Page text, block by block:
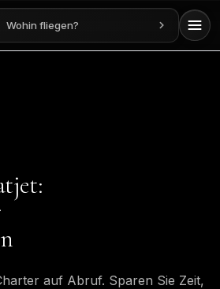
Wohin fliegen?
auf Abruf. Sparen Sie Zeit,